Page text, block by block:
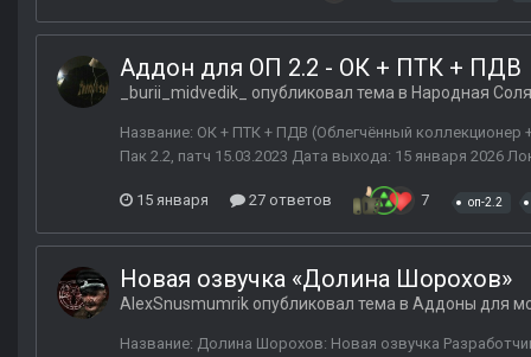
Аддон для ОП 2.2 - ОК + ПТК + ПДВ
_burii_midvedik_ опубликовал тема в Народная
Название: ОК + ПТК + ПДВ (Облегчённый
Пак 2.2, патч 15.03.2023 Дата выхода: 15 января 2026
15 января 27 ответов 7 оп-2.2
Новая озвучка «Долина Шорохов»
AlexSnusmumrik опубликовал тема в Аддоны для
Название: Долина Шорохов: Новая озвучка